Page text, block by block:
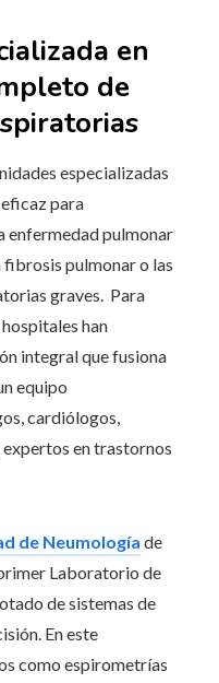
en
de
especializadas
para
enfermedad pulmonar
pulmonar o las
graves. Para
han
integral que fusiona
equipo
cardiólogos,
en trastornos
de Neumología de
Laboratorio de
de sistemas de
En este
como espirometrías